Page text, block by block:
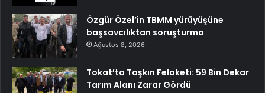
Özgür Özel’in TBMM yürüyüşüne
başsavcılıktan soruşturma
Ağustos 8, 2026
Tokat’ta Taşkın Felaketi: 59 Bin Dekar
Tarım Alanı Zarar Gördü